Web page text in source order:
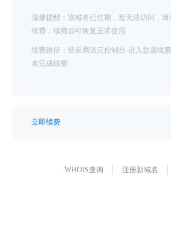
温馨提醒：该域名已过期，暂无法访问，
续费，续费后可恢复正常使用
续费路径：登录腾讯云控制台-进入急需续
名完成续费
立即续费
WHOIS查询 注册新域名